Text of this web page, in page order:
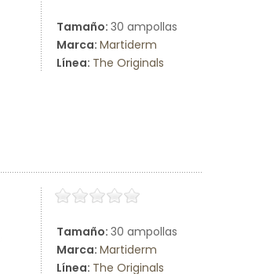
Tamaño: 30 ampollas
Marca: Martiderm
Línea: The Originals
Tamaño: 30 ampollas
Marca: Martiderm
Línea: The Originals